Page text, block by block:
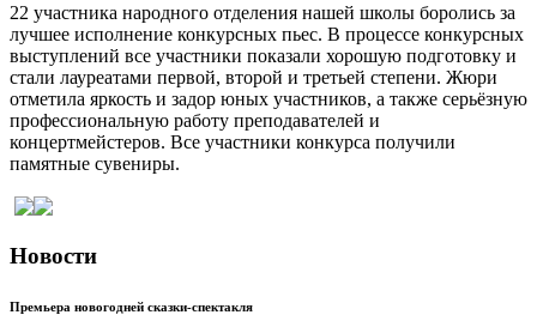
22 участника народного отделения нашей школы боролись за
лучшее исполнение конкурсных пьес. В процессе конкурсных
выступлений все участники показали хорошую подготовку и
стали лауреатами первой, второй и третьей степени. Жюри
отметила яркость и задор юных участников, а также серьёзную
профессиональную работу преподавателей и
концертмейстеров. Все участники конкурса получили
памятные сувениры.
Новости
Премьера новогодней сказки-спектакля